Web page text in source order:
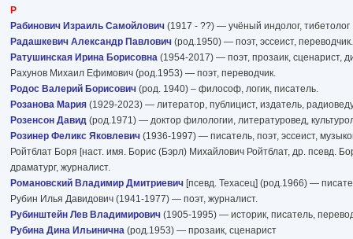
Р
Рабинович Израиль Самойлович (1917 - ??) — учёный индолог, тибетолог
Радашкевич Александр Павлович (род.1950) — поэт, эссеист, переводчик.
Ратушинская Ирина Борисовна (1954-2017) — поэт, прозаик, сценарист,
Рахунов Михаил Ефимович (род.1953) — поэт, переводчик.
Родос Валерий Борисович (род. 1940) – философ, логик, писатель.
Розанова Мария (1929-2023) — литератор, публицист, издатель,
Розенсон Давид (род.1971) — доктор филологии, литературовед,
Розинер Феликс Яковлевич (1936-1997) — писатель, поэт, эссеист,
Ройтблат Боря [наст. имя. Борис (Бэрл) Михайлович Ройтблат, др. псевд.
драматург, журналист.
Романовский Владимир Дмитриевич [псевд. Техасец] (род.1966) —
Рубин Илья Давидович (1941-1977) — поэт, журналист.
Рубинштейн Лев Владимирович (1905-1995) — историк, писатель,
Рубина Дина Ильинична (род.1953) — прозаик, сценарист